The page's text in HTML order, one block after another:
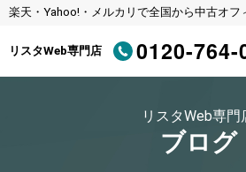
楽天・Yahoo!・メルカリで全国から中古オフ
リスタWeb専門店 0120-764-
リスタWeb専門
ブログ